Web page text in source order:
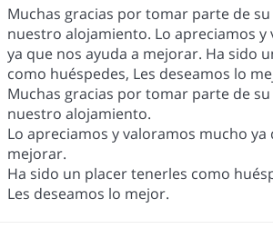
Muchas gracias por tomar parte de
nuestro alojamiento. Lo apreciamos
ya que nos ayuda a mejorar. Ha sido
como huéspedes, Les deseamos lo
Muchas gracias por tomar parte de
nuestro alojamiento.
Lo apreciamos y valoramos mucho ya
mejorar.
Ha sido un placer tenerles como
Les deseamos lo mejor.